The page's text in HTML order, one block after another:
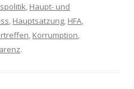
Haupt- und
Hauptsatzung HFA
Korrumption
.